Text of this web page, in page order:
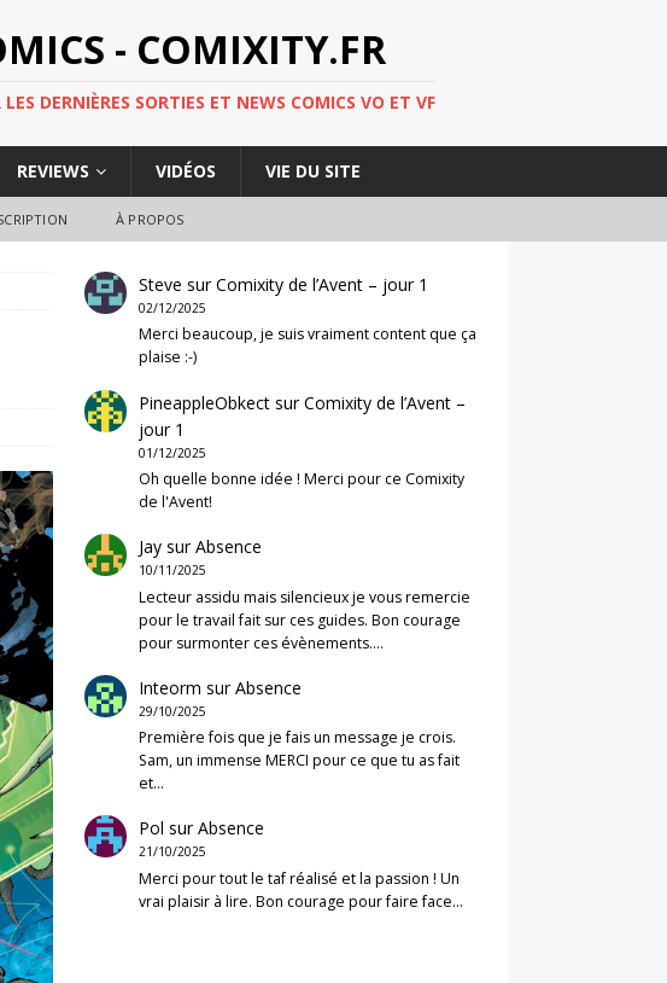
- COMIXITY.FR
DERNIÈRES SORTIES ET NEWS COMICS VO ET VF
REVIEWS VIDÉOS VIE DU SITE
À PROPOS
Steve surComixity de l’Avent – jour 1
02/12/2025
Merci beaucoup, je suis vraiment content que ça
plaise :-)
PineappleObkect surComixity de l’Avent –
jour 1
01/12/2025
Oh quelle bonne idée ! Merci pour ce Comixity
de l'Avent!
Jay surAbsence
10/11/2025
Lecteur assidu mais silencieux je vous remercie
pour le travail fait sur ces guides. Bon courage
pour surmonter ces évènements.…
Inteorm surAbsence
29/10/2025
Première fois que je fais un message je crois.
Sam, un immense MERCI pour ce que tu as fait
et…
Pol surAbsence
21/10/2025
Merci pour tout le taf réalisé et la passion ! Un
vrai plaisir à lire. Bon courage pour faire face…